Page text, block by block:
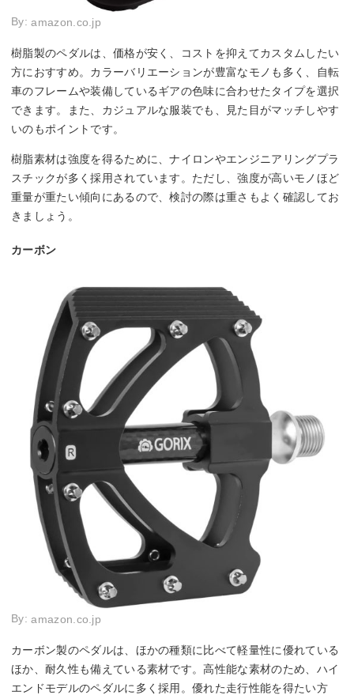
By:amazon.co.jp
樹脂製のペダルは、価格が安く、コストを抑えてカスタムしたい
方におすすめ。カラーバリエーションが豊富なモノも多く、自転
車のフレームや装備しているギアの色味に合わせたタイプを選択
できます。また、カジュアルな服装でも、見た目がマッチしやす
いのもポイントです。
樹脂素材は強度を得るために、ナイロンやエンジニアリングプラ
スチックが多く採用されています。ただし、強度が高いモノほど
重量が重たい傾向にあるので、検討の際は重さもよく確認してお
きましょう。
カーボン
By:amazon.co.jp
カーボン製のペダルは、ほかの種類に比べて軽量性に優れている
ほか、耐久性も備えている素材です。高性能な素材のため、ハイ
エンドモデルのペダルに多く採用。優れた走行性能を得たい方